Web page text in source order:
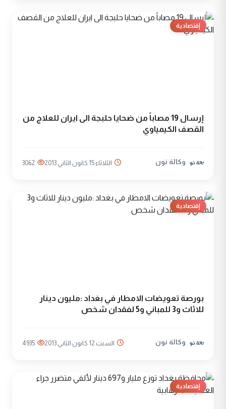
إقتصادية
إرسال 19 مصاباً من ضحايا حلبجة الى ايران للعلاج من
القصف الكيمياوي
وكالة نون الثلاثاء 15 كانون الثاني 2013 3062
إقتصادية
بورصة تعويضات الامطار في بغداد :مليون دينار
للاثاث و3 للمباني و5 لفقدان شخص
وكالة نون السبت 12 كانون الثاني 2013 4935
إقتصادية